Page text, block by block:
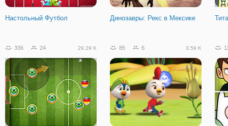
Настольный Футбол Динозавры: Рекс в Мексике
336 24 29.29 K 85 6 3.59 K